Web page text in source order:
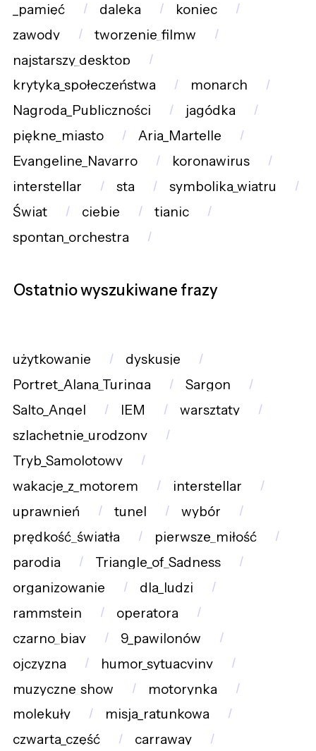
_pamięć
daleka
koniec
zawody
tworzenie_filmw
najstarszy_desktop
krytyka_społeczeństwa
monarch
Nagroda_Publiczności
jagódka
piękne_miasto
Aria_Martelle
Evangeline_Navarro
koronawirus
interstellar
sta
symbolika_wiatru
Świat
ciebie
tianic
spontan_orchestra
Ostatnio wyszukiwane frazy
użytkowanie
dyskusje
Portret_Alana_Turinga
Sargon
Salto_Angel
IEM
warsztaty
szlachetnie_urodzony
Tryb_Samolotowy
wakacje_z_motorem
interstellar
uprawnień
tunel
wybór
prędkość_światła
pierwsze_miłość
parodia
Triangle_of_Sadness
organizowanie
dla_ludzi
rammstein
operatora
czarno_biay
9_pawilonów
ojczyzna
humor_sytuacyjny
muzyczne_show
motorynka
molekuły
misja_ratunkowa
czwarta_część
carraway